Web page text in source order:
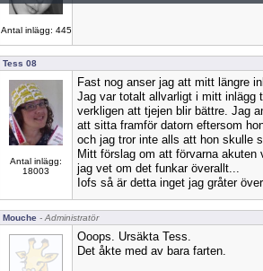
Antal inlägg: 445
Tess 08
Antal inlägg:
18003
Fast nog anser jag att mitt längre
Jag var totalt allvarligt i mitt inlägg
verkligen att tjejen blir bättre. Jag
att sitta framför datorn eftersom
och jag tror inte alls att hon skulle
Mitt förslag om att förvarna
jag vet om det funkar överallt...
Iofs så är detta inget jag gråter
Mouche - Administratör
Ooops. Ursäkta Tess.
Det åkte med av bara farten.